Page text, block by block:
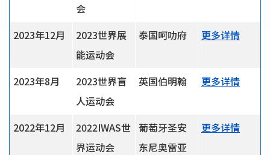
会
2023年12月
2023世界展
能运动会
泰国呵叻府 更多详情
2023年8月
2023世界盲
人运动会
英国伯明翰 更多详情
2022年12月
2022IWAS世
界运动会
葡萄牙圣安
东尼奥雷亚
更多详情